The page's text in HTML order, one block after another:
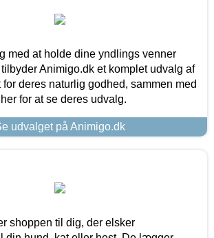
med at holde dine yndlings venner
Animigo.dk et komplet udvalg af
for deres naturlig godhed, sammen med
for at se deres udvalg.
udvalget på Animigo.dk
shoppen til dig, der elsker